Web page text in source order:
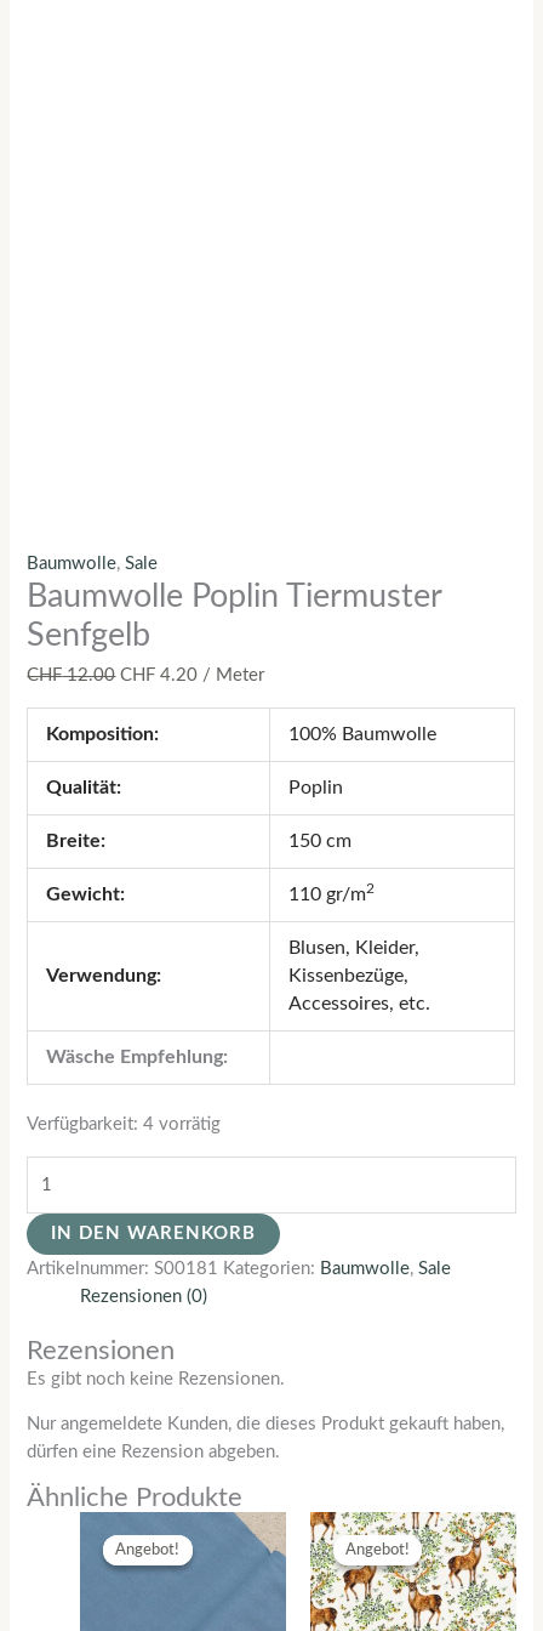
Baumwolle,Sale
Baumwolle Poplin Tiermuster
Senfgelb
CHF12.00 CHF 4.20 / Meter
Komposition: 100% Baumwolle
Qualität: Poplin
Breite: 150 cm
Gewicht: 110 gr/m2
Verwendung:
Blusen, Kleider,
Kissenbezüge,
Accessoires, etc.
Wäsche Empfehlung:
Verfügbarkeit: 4 vorrätig
IN DEN WARENKORB
Artikelnummer:S00181 Kategorien: Baumwolle,Sale
Rezensionen (0)
Rezensionen
Es gibt noch keine Rezensionen.
Nur angemeldete Kunden, die dieses Produkt gekauft haben,
dürfen eine Rezension abgeben.
Ähnliche Produkte
Angebot!
Angebot!
Ursprünglicher
Preis
war:
Aktueller
Preis
Angebot!
Angebot!
Ursprünglicher
Preis
war:
CHF 18.00
Aktueller
Preis
ist:
CHF 8.40.